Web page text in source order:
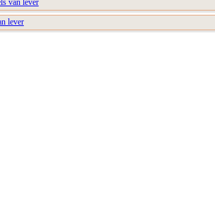
van lever
lever